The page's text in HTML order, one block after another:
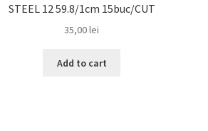
STEEL 12 59.8/1cm 15buc/CUT
35,00lei
Add to cart